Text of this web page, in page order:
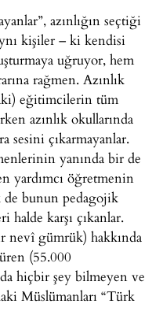
azınlığın seçtiği
kişiler – ki kendisi
uğruyor, hem
rağmen. Azınlık
eğitimcilerin tüm
azınlık okullarında
sesini çıkarmayanlar.
yanında bir de
yardımcı öğretmenin
de bunun pedagojik
karşı çıkanlar.
nevî gümrük) hakkında
(55.000
hiçbir şey bilmeyen ve
Müslümanları “Türk